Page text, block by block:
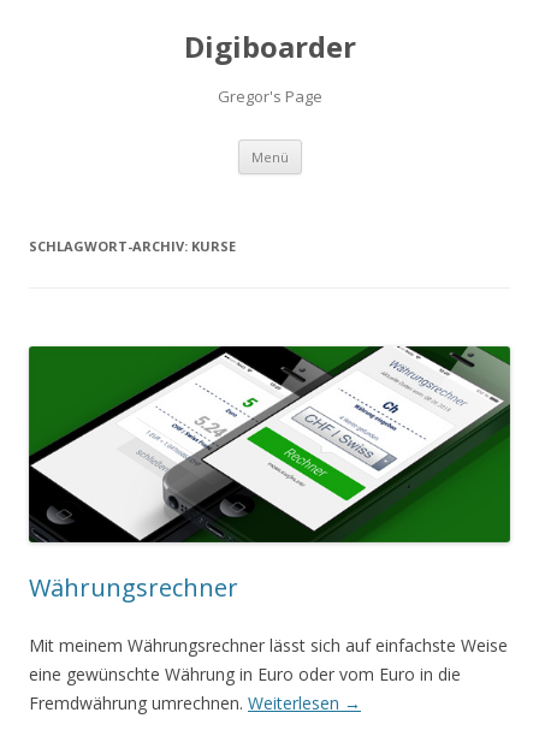
Digiboarder
Gregor's Page
Menü Zum
springen
SCHLAGWORT-ARCHIV: KURSE
Währungsrechner
Mit meinem Währungsrechner lässt sich auf einfachste Weise
eine gewünschte Währung in Euro oder vom Euro in die
Fremdwährung umrechnen. Weiterlesen →